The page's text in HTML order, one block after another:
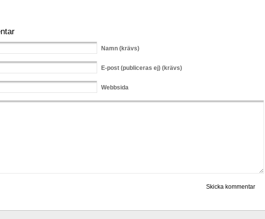
Namn(krävs)
E-post(publiceras ej) (krävs)
Webbsida